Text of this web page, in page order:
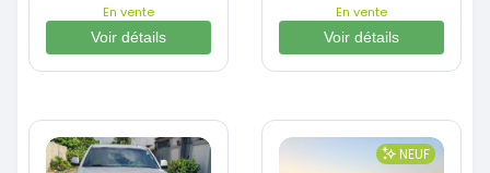
En vente
Voir détails
En vente
Voir détails
NEUF